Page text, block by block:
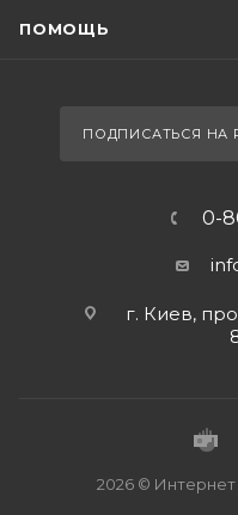
ПОМОЩЬ
ПОДПИСАТЬСЯ НА
0-
г. Киев,
2026 © Интернет